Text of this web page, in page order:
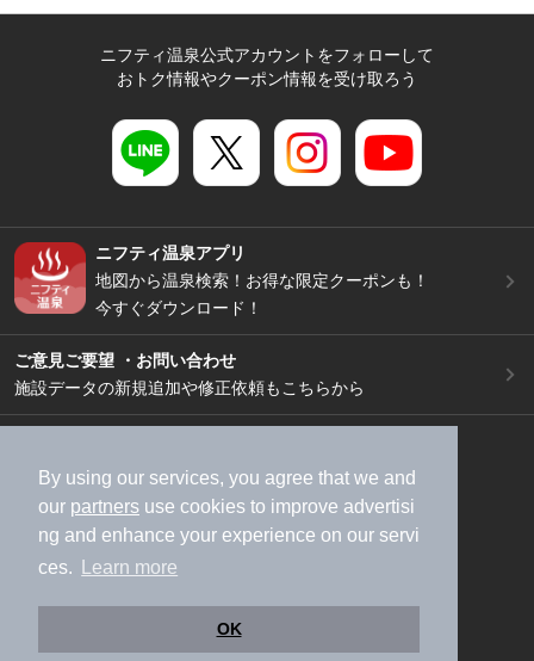
By using our services, you agree that we and
our partners use cookies to improve advertisi
ng and enhance your experience on our servi
ces.
Learn more
OK
ニフティ温泉公式アカウントをフォローして
おトク情報やクーポン情報を受け取ろう
ニフティ温泉アプリ
地図から温泉検索！お得な限定クーポンも！
今すぐダウンロード！
ご意見ご要望 ・お問い合わせ
施設データの新規追加や修正依頼もこちらから
加盟店募集（資料請求）
広告出稿のご案内
利用規約
ライフスタイルMEMBERS+規約
特定商取引法に基づく表記
ヘルプ
採用情報
運営会社